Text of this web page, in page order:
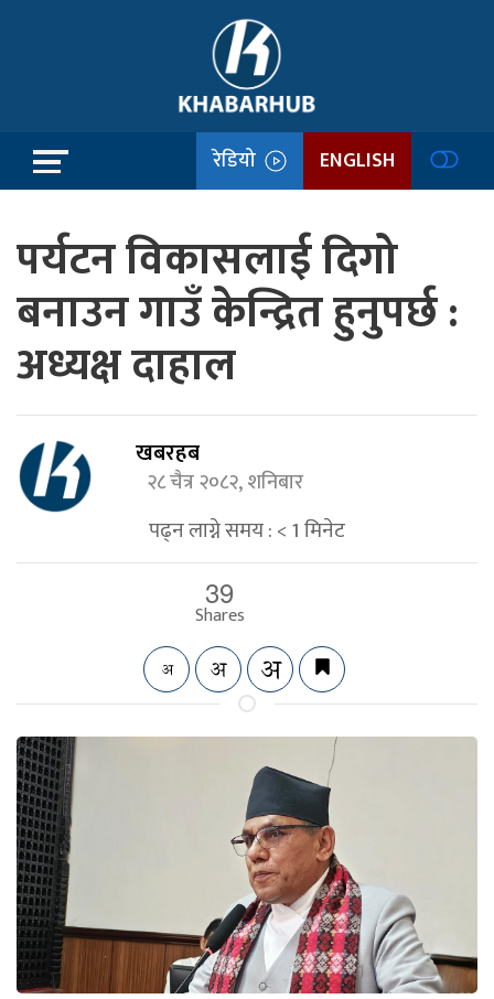
रेडियो ENGLISH
पर्यटन विकासलाई दिगो
बनाउन गाउँ केन्द्रित हुनुपर्छ :
अध्यक्ष दाहाल
खबरहब
२८ चैत्र २०८२, शनिबार
पढ्न लाग्ने समय :< 1मिनेट
39
Shares